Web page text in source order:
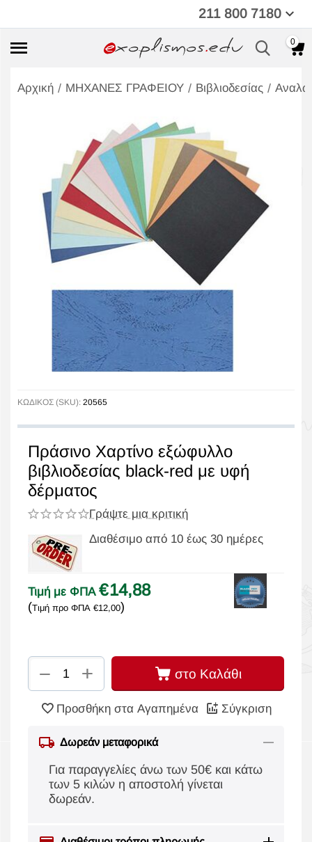
211 800 7180
0
Αρχική / ΜΗΧΑΝΕΣ ΓΡΑΦΕΙΟΥ / Βιβλιοδεσίας /
ΚΩΔΙΚΟΣ (SKU): 20565
Πράσινο Χαρτίνο εξώφυλλο
βιβλιοδεσίας black-red με υφή
δέρματος
Γράψτε μια κριτική
Διαθέσιμο από 10 έως 30 ημέρες
Τιμή με ΦΠΑ €14,88
(Τιμή προ ΦΠΑ €12,00)
+
− στο Καλάθι
Προσθήκη στα Αγαπημένα Σύγκριση
Δωρεάν μεταφορικά
Για παραγγελίες άνω των 50€ και κάτω
των 5 κιλών η αποστολή γίνεται
δωρεάν.